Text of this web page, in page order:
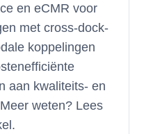
en eCMR voor
met cross-dock-
koppelingen
aan kwaliteits- en
weten? Lees